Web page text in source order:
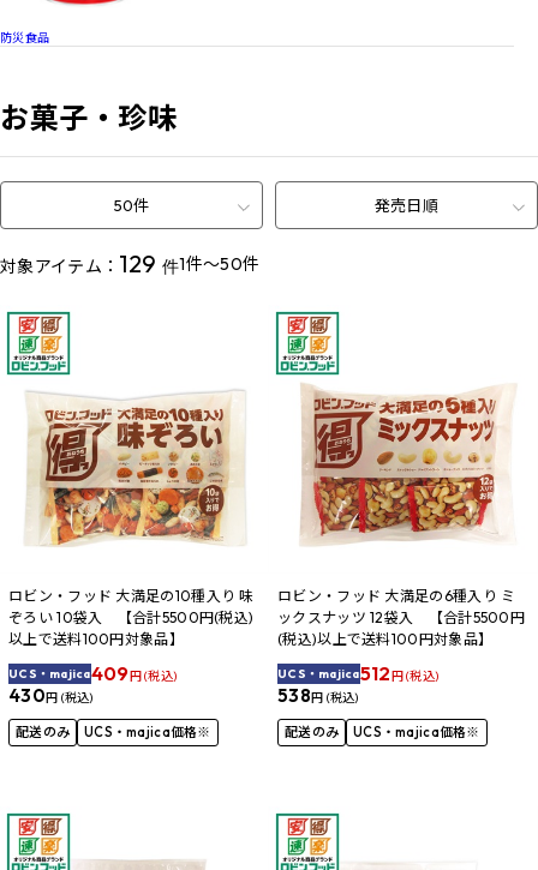
防災食品
お菓子・珍味
50件 発売日順
対象アイテム： 129 件1件～50件
ロビン・フッド 大満足の10種入り 味
ぞろい 10袋入 【合計5500円(税込)
以上で送料100円対象品】
UCS・majica409円 (税込)
430円 (税込)
配送のみ UCS・majica価格※
ロビン・フッド 大満足の6種入り ミ
ックスナッツ 12袋入 【合計5500円
(税込)以上で送料100円対象品】
UCS・majica512円 (税込)
538円 (税込)
配送のみ UCS・majica価格※